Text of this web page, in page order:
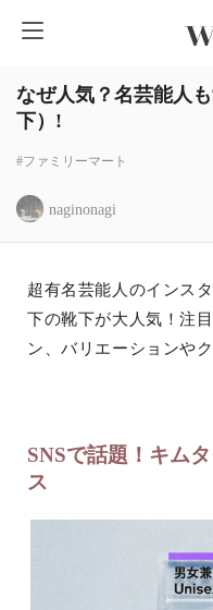
なぜ人気？名芸能人
下）!
#ファミリーマート
naginonagi
超有名芸能人のインス
下の靴下が大人気！注
ン、バリエーションや
SNSで話題！キム
ス